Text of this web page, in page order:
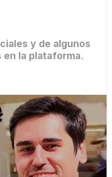
y de algunos
la plataforma.